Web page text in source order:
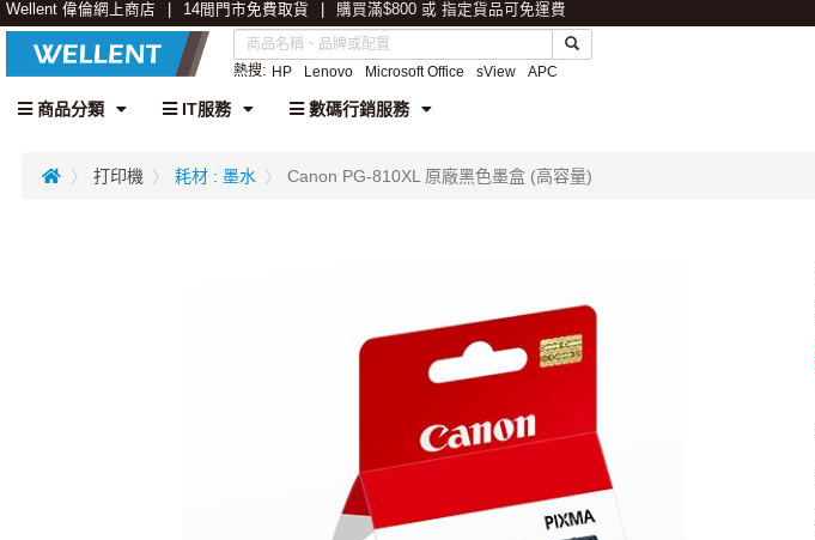
Wellent 偉倫網上商店 14間門市免費取貨 購買滿$800 或 指定貨品可免運費
熱搜: HP Lenovo Microsoft Office sView APC
商品分類 IT服務 數碼行銷服務
打印機 耗材 : 墨水 Canon PG-810XL 原廠黑色墨盒 (高容量)